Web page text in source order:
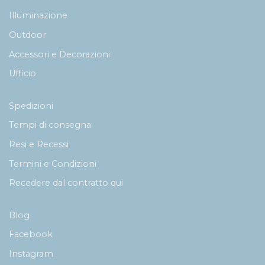
Illuminazione
Outdoor
Accessori e Decorazioni
Ufficio
Spedizioni
Tempi di consegna
Resi e Recessi
Termini e Condizioni
Recedere dal contratto qui
Blog
Facebook
Instagram